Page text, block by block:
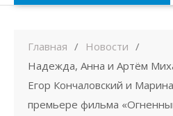
Главная
Новости
Надежда, Анна и Артём
Егор Кончаловский и
премьере фильма